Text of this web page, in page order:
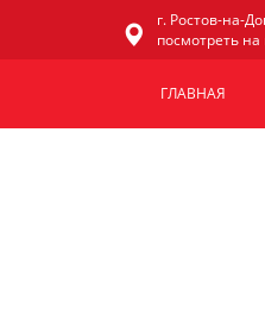
г. Ростов-на-
посмотреть на
ГЛАВНАЯ